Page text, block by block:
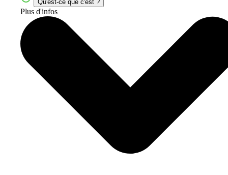
Qu'est-ce que c'est ?
Plus d'infos